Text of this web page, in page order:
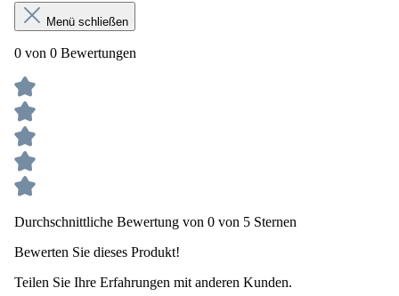
Menü schließen
0 von 0 Bewertungen
Durchschnittliche Bewertung von 0 von 5 Sternen
Bewerten Sie dieses Produkt!
Teilen Sie Ihre Erfahrungen mit anderen Kunden.